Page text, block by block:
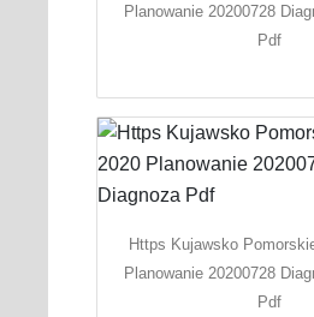
Planowanie 20200728
Pdf
Https Kujawsko
Planowanie 20200728
Pdf